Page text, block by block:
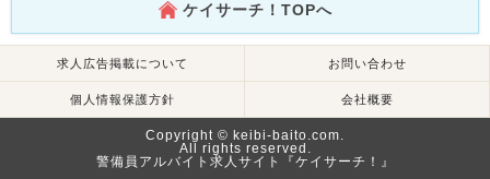
ケイサーチ！TOPへ
求人広告掲載について お問い合わせ
個人情報保護方針 会社概要
Copyright © keibi-baito.com.
All rights reserved.
警備員アルバイト求人サイト『ケイサーチ！』